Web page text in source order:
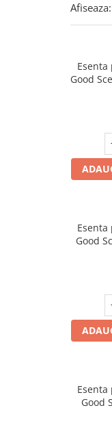
Afiseaza:
Good
Good
Good